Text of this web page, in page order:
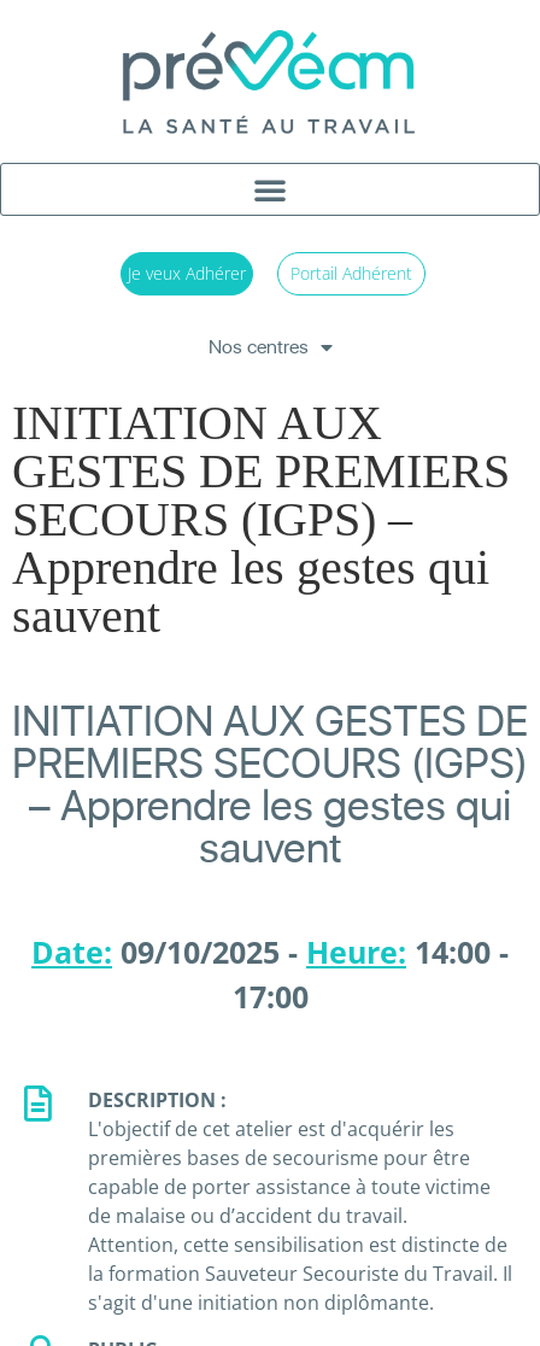
Je veux Adhérer Portail Adhérent
Nos centres
INITIATION AUX
GESTES DE PREMIERS
SECOURS (IGPS) –
Apprendre les gestes qui
sauvent
INITIATION AUX GESTES DE
PREMIERS SECOURS (IGPS)
– Apprendre les gestes qui
sauvent
Date: 09/10/2025 - Heure: 14:00 -
17:00
DESCRIPTION :
L'objectif de cet atelier est d'acquérir les
premières bases de secourisme pour être
capable de porter assistance à toute victime
de malaise ou d’accident du travail.
Attention, cette sensibilisation est distincte de
la formation Sauveteur Secouriste du Travail. Il
s'agit d'une initiation non diplômante.